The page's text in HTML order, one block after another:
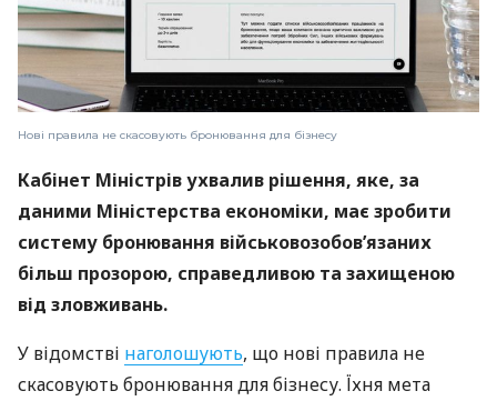
Нові правила не скасовують бронювання для бізнесу
Кабінет Міністрів ухвалив рішення, яке, за
даними Міністерства економіки, має зробити
систему бронювання військовозобов’язаних
більш прозорою, справедливою та захищеною
від зловживань.
У відомстві наголошують, що нові правила не
скасовують бронювання для бізнесу. Їхня мета